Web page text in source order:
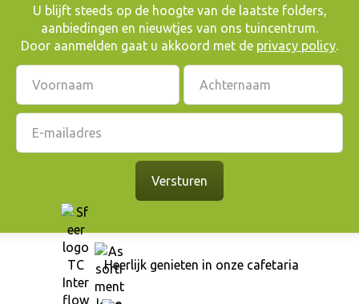
​U blijft steeds op de hoogte van de laatste folders,
aanbiedingen en nieuwtjes van ons tuincentrum.
Door aanmelden gaat u akkoord met de privacy policy.
Heerlijk genieten in onze cafetaria